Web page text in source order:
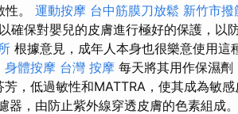
。 運動按摩 台中筋膜刀放鬆 新竹市撥
確保對嬰兒的皮膚進行極好的保護，以
根據意見，成年人本身也很樂意使用這
身體按摩 台灣 按摩 每天將其用作保濕劑
芳，低過敏性和MATTRA，使其成為敏感
器，由防止紫外線穿透皮膚的色素組成。